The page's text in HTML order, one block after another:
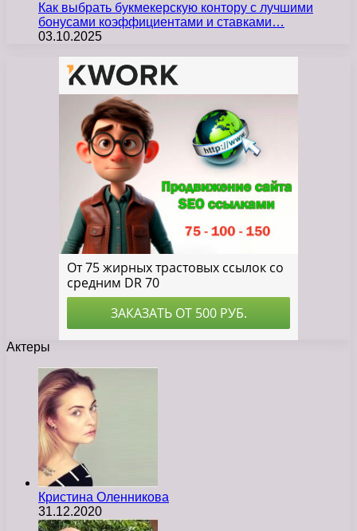
Как выбрать букмекерскую контору с лучшими
бонусами коэффициентами и ставками…
03.10.2025
Актеры
Кристина Оленникова
31.12.2020